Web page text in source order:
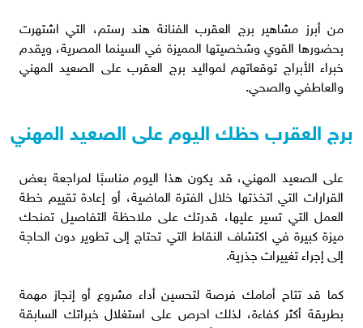
من أبرز مشاهير برج العقرب الفنانة هند رستم، التي اشتهرت
بحضورها القوي وشخصيتها المميزة في السينما المصرية، ويقدم
خبراء الأبراج توقعاتهم لمواليد برج العقرب على الصعيد المهني
والعاطفي والصحي.
برج العقرب حظك اليوم على الصعيد المهني
على الصعيد المهني، قد يكون هذا اليوم مناسبًا لمراجعة بعض
القرارات التي اتخذتها خلال الفترة الماضية، أو إعادة تقييم خطة
العمل التي تسير عليها، قدرتك على ملاحظة التفاصيل تمنحك
ميزة كبيرة في اكتشاف النقاط التي تحتاج إلى تطوير دون الحاجة
إلى إجراء تغييرات جذرية.
كما قد تتاح أمامك فرصة لتحسين أداء مشروع أو إنجاز مهمة
بطريقة أكثر كفاءة، لذلك احرص على استغلال خبراتك السابقة